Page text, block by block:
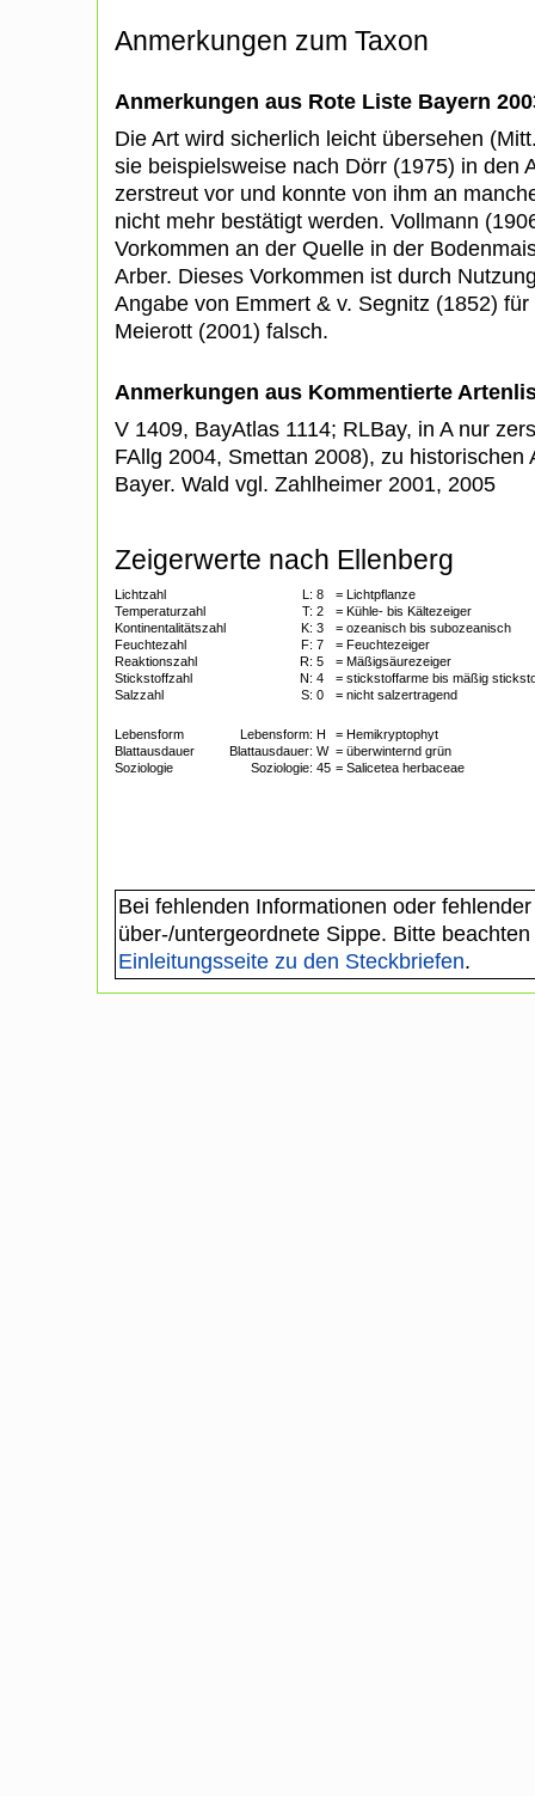
Anmerkungen zum Taxon
Anmerkungen aus Rote Liste Bayern
Die Art wird sicherlich leicht übersehen
sie beispielsweise nach Dörr (1975) in den
zerstreut vor und konnte von ihm an
nicht mehr bestätigt werden. Vollmann
Vorkommen an der Quelle in der
Arber. Dieses Vorkommen ist durch
Angabe von Emmert & v. Segnitz (1852)
Meierott (2001) falsch.
Anmerkungen aus Kommentierte
V 1409, BayAtlas 1114; RLBay, in A nur
FAllg 2004, Smettan 2008), zu historischen
Bayer. Wald vgl. Zahlheimer 2001, 2005
Zeigerwerte nach Ellenberg
Lichtzahl L: 8
= Lichtpflanze
Temperaturzahl
T: 2
= Kühle- bis Kältezeiger
Kontinentalitätszahl
K: 3
= ozeanisch bis subozeanisch
Feuchtezahl
F: 7
= Feuchtezeiger
Reaktionszahl
R: 5
= Mäßigsäurezeiger
Stickstoffzahl
N: 4
= stickstoffarme bis mäßig
Salzzahl
S: 0 = nicht salzertragend
Lebensform Lebensform: H
= Hemikryptophyt
Blattausdauer
Blattausdauer: W = überwinternd grün
Soziologie
Soziologie: 45 = Salicetea herbaceae
Bei fehlenden Informationen oder
über-/untergeordnete Sippe. Bitte
Einleitungsseite zu den Steckbriefen.